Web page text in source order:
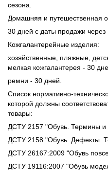
сезона.
Домашняя и путешественная
30 дней с даты продажи через
Кожгалантерейные изделия:
хозяйственные, пляжные,
мелкая кожгалантерея - 30
ремни - 30 дней.
Список нормативно-
которой должны
товары:
ДСТУ 2157 "Обувь. Термины и
ДСТУ 2158 "Обувь. Дефекты.
ДСТУ 26167:2009 "Обувь
ДСТУ 19116:2007 "Обувь